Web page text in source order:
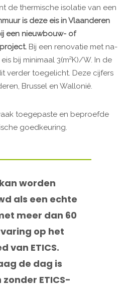
de thermische isolatie van een
is deze eis in Vlaanderen
een nieuwbouw- of
Bij een renovatie met na-
bij minimaal 3(m²K)/W. In de
verder toegelicht. Deze cijfers
Brussel en Wallonië.
toegepaste en beproefde
goedkeuring.
worden
als een echte
meer dan 60
op het
van ETICS.
de dag is
ETICS-